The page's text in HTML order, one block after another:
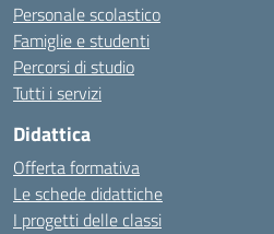
Personale scolastico
Famiglie e studenti
Percorsi di studio
Tutti i servizi
Didattica
Offerta formativa
Le schede didattiche
I progetti delle classi